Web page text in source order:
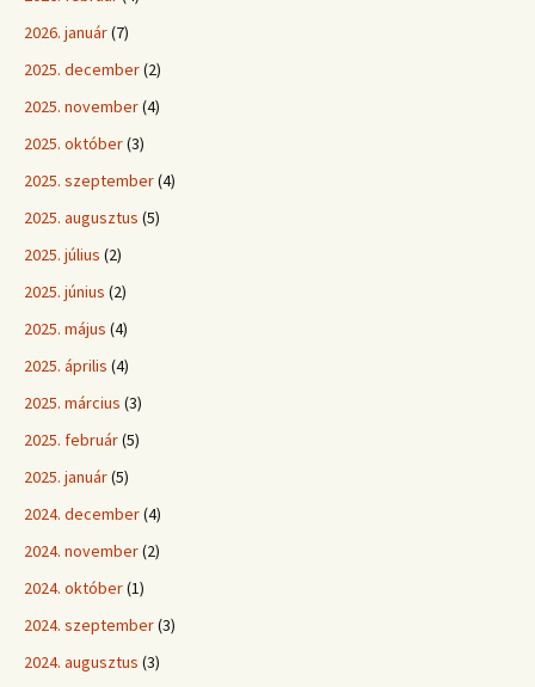
2026. január(7)
2025. december(2)
2025. november(4)
2025. október(3)
2025. szeptember(4)
2025. augusztus (5)
2025. július (2)
2025. június (2)
2025. május (4)
2025. április (4)
2025. március (3)
2025. február(5)
2025. január(5)
2024. december(4)
2024. november(2)
2024. október(1)
2024. szeptember(3)
2024. augusztus (3)